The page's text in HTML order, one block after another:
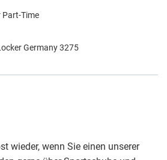
Part-Time
Germany 3275
wieder, wenn Sie einen unserer